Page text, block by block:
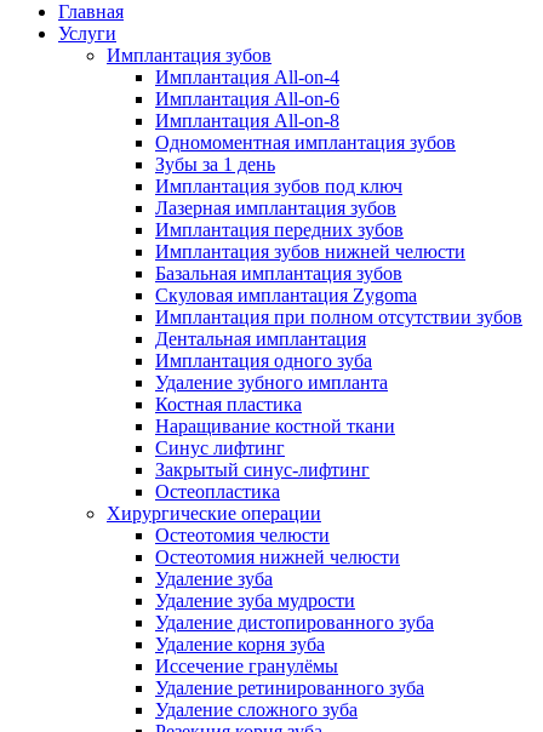
Главная
Услуги
Имплантация зубов
Имплантация All-on-4
Имплантация All-on-6
Имплантация All-on-8
Одномоментная имплантация зубов
Зубы за 1 день
Имплантация зубов под ключ
Лазерная имплантация зубов
Имплантация передних зубов
Имплантация зубов нижней челюсти
Базальная имплантация зубов
Скуловая имплантация Zygoma
Имплантация при полном отсутствии зубов
Дентальная имплантация
Имплантация одного зуба
Удаление зубного импланта
Костная пластика
Наращивание костной ткани
Синус лифтинг
Закрытый синус-лифтинг
Остеопластика
Хирургические операции
Остеотомия челюсти
Остеотомия нижней челюсти
Удаление зуба
Удаление зуба мудрости
Удаление дистопированного зуба
Удаление корня зуба
Иссечение гранулёмы
Удаление ретинированного зуба
Удаление сложного зуба